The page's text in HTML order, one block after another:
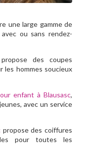
une large gamme de
ou sans rendez-
propose des coupes
les hommes soucieux
enfant à Blausasc,
avec un service
propose des coiffures
pour toutes les